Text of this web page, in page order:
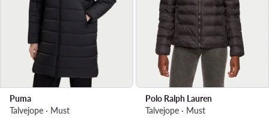
Puma
Talvejope · Must
Polo Ralph Lauren
Talvejope · Must